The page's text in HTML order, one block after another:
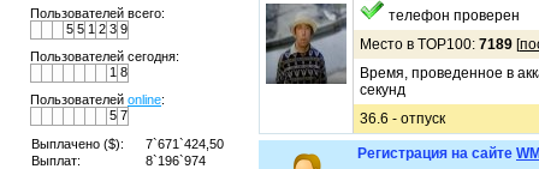
Пользователей всего:
5 5 1 2 3 9
Пользователей сегодня:
1 8
Пользователей online:
5 7
Выплачено ($):
7`671`424,50
Выплат:
8`196`974
телефон проверен
Место в TOP100: 7189 [
Время, проведенное в
секунд
36.6 - отпуск
Регистрация на сайте